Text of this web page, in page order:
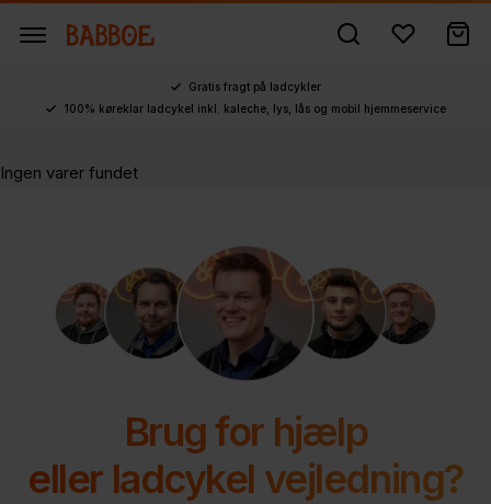
Gratis fragt på ladcykler
100% køreklar ladcykel inkl. kaleche, lys, lås og mobil hjemmeservice
Ingen varer fundet
Brug for hjælp
eller ladcykel vejledning?